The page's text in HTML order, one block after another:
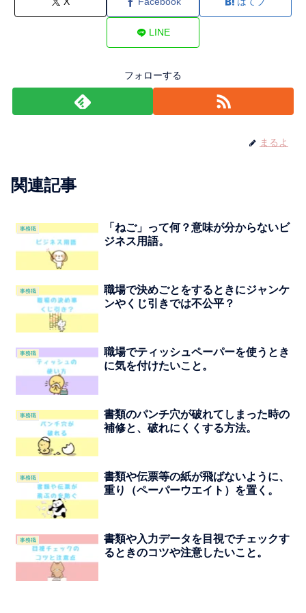
LINE
フォローする
まるよ
関連記事
事務職
「ねご」って何？意味が分からないビ
ジネス用語。
事務職
職場で決めごとをするときにジャンケ
ンやくじ引きでは不公平？
事務職
職場でティッシュペーパーを使うとき
に気を付けたいこと。
事務職
書類のパンチ穴が破れてしまった時の
補修と、破れにくくする方法。
事務職
書類や伝票等の紙が飛ばないように、
重り（ペーパーウエイト）を置く。
事務職
書類や入力データを目視でチェックす
るときのコツや注意したいこと。